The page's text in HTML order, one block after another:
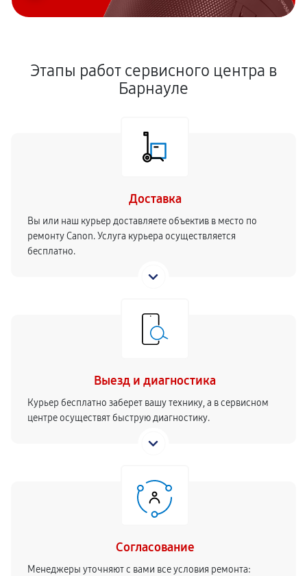
Этапы работ сервисного центра в
Барнауле
Доставка
Вы или наш курьер доставляете объектив в место по
ремонту Canon. Услуга курьера осуществляется
бесплатно.
Выезд и диагностика
Курьер бесплатно заберет вашу технику, а в сервисном
центре осуществят быструю диагностику.
Согласование
Менеджеры уточняют с вами все условия ремонта: